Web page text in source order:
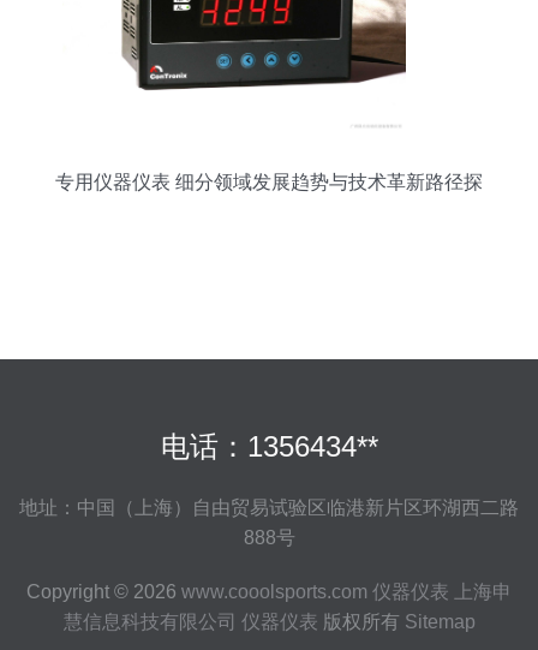
专用仪器仪表 细分领域发展趋势与技术革新路径探
电话：1356434**
地址：中国（上海）自由贸易试验区临港新片区环湖西二路
888号
Copyright © 2026 www.cooolsports.com 仪器仪表
上海申
慧信息科技有限公司 仪器仪表 版权所有 Sitemap